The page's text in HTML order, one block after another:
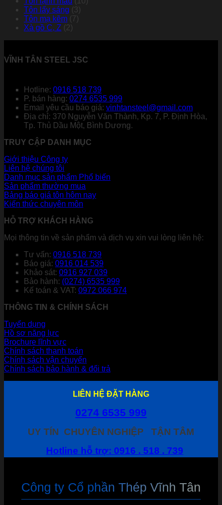
Tôn lấy sáng (3)
Tôn mạ kẽm (7)
Xà gồ C, Z (2)
VĨNH TÂN STEEL JSC
Hotline: 0916 518 739
P. bán hàng: 0274 6535 999
Email yêu cầu báo giá: vinhtansteel@gmail.com
Địa chỉ: 370 Nguyễn Văn Thành, Kp. 7, P. Định Hòa,
Tp. Thủ Dầu Một, Bình Dương.
TRUY CẬP DANH MỤC
Giới thiệu Công ty
Liên hệ chúng tôi
Danh mục sản phẩm
Sản phẩm thường mua
Bảng báo giá tôn hôm nay
Kiến thức chuyên môn
HỖ TRỢ KHÁCH HÀNG
Mọi thông tin về sản phẩm và dịch vụ xin vui lòng liên hệ:
Tư vấn: 0916 518 739
Báo giá: 0916 014 539
Khảo sát: 0916 927 039
Bảo hành: (0274) 6535 999
Kế toán & VAT: 0972 066 974
THÔNG TIN & CHÍNH SÁCH
Tuyển dụng
Hồ sơ năng lực
Brochure lĩnh vực
Chính sách thanh toán
Chính sách vận chuyển
Chính sách bảo hành & đổi trả
LIÊN HỆ ĐẶT HÀNG
0274 6535 999
UY TÍN CHUYÊN NGHIỆP
TẬN TÂM
Hotline hỗ trợ: 0916 . 518 . 739
Công ty Cổ phần Thép Vĩnh Tân